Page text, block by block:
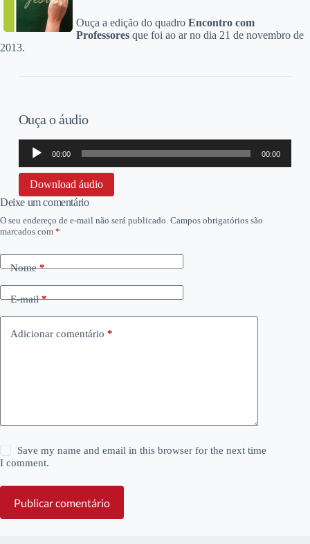
Ouça a edição do quadro Encontro com
Professores que foi ao ar no dia 21 de novembro de
2013.
Ouça o áudio
Tocador
áudio
00:00 00:00
Download áudio
Deixe um comentário
O seu endereço de e-mail não será publicado. Campos obrigatórios são
marcados com *
Nome*
E-mail*
Adicionar comentário *
Save my name and email in this browser for the next time
I comment.
Publicar comentário